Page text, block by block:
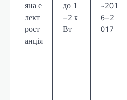
яна е
лект
рост
анція
до 1
–2 к
Вт
~201
6–2
017